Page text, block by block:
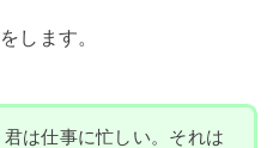
します。
は仕事に忙しい。それは